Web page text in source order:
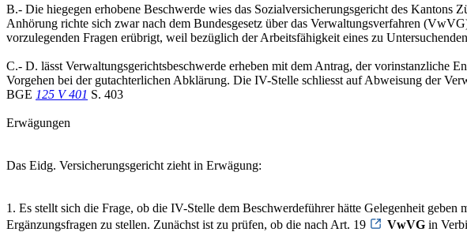
B.- Die hiegegen erhobene Beschwerde wies das Sozialversicherungsgericht des
Anhörung richte sich zwar nach dem Bundesgesetz über das Verwaltungsverfahren
vorzulegenden Fragen erübrigt, weil bezüglich der Arbeitsfähigkeit eines zu
C.- D. lässt Verwaltungsgerichtsbeschwerde erheben mit dem Antrag, der vorinstanzliche
Vorgehen bei der gutachterlichen Abklärung. Die IV-Stelle schliesst auf Abweisung der
BGE 125 V 401 S. 403
Erwägungen
Das Eidg. Versicherungsgericht zieht in Erwägung:
1. Es stellt sich die Frage, ob die IV-Stelle dem Beschwerdeführer hätte Gelegenheit
Ergänzungsfragen zu stellen. Zunächst ist zu prüfen, ob die nach Art. 19
VwVG in